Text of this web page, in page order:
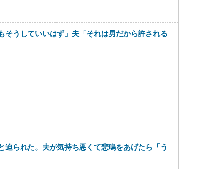
うしていいはず」夫「それは男だから許される
られた。夫が気持ち悪くて悲鳴をあげたら「う